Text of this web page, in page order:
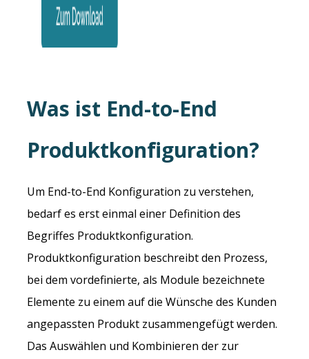
Was ist End-to-End
Produktkonfiguration?
Um End-to-End Konfiguration zu verstehen,
bedarf es erst einmal einer Definition des
Begriffes Produktkonfiguration.
Produktkonfiguration beschreibt den Prozess,
bei dem vordefinierte, als Module bezeichnete
Elemente zu einem auf die Wünsche des Kunden
angepassten Produkt zusammengefügt werden.
Das Auswählen und Kombinieren der zur